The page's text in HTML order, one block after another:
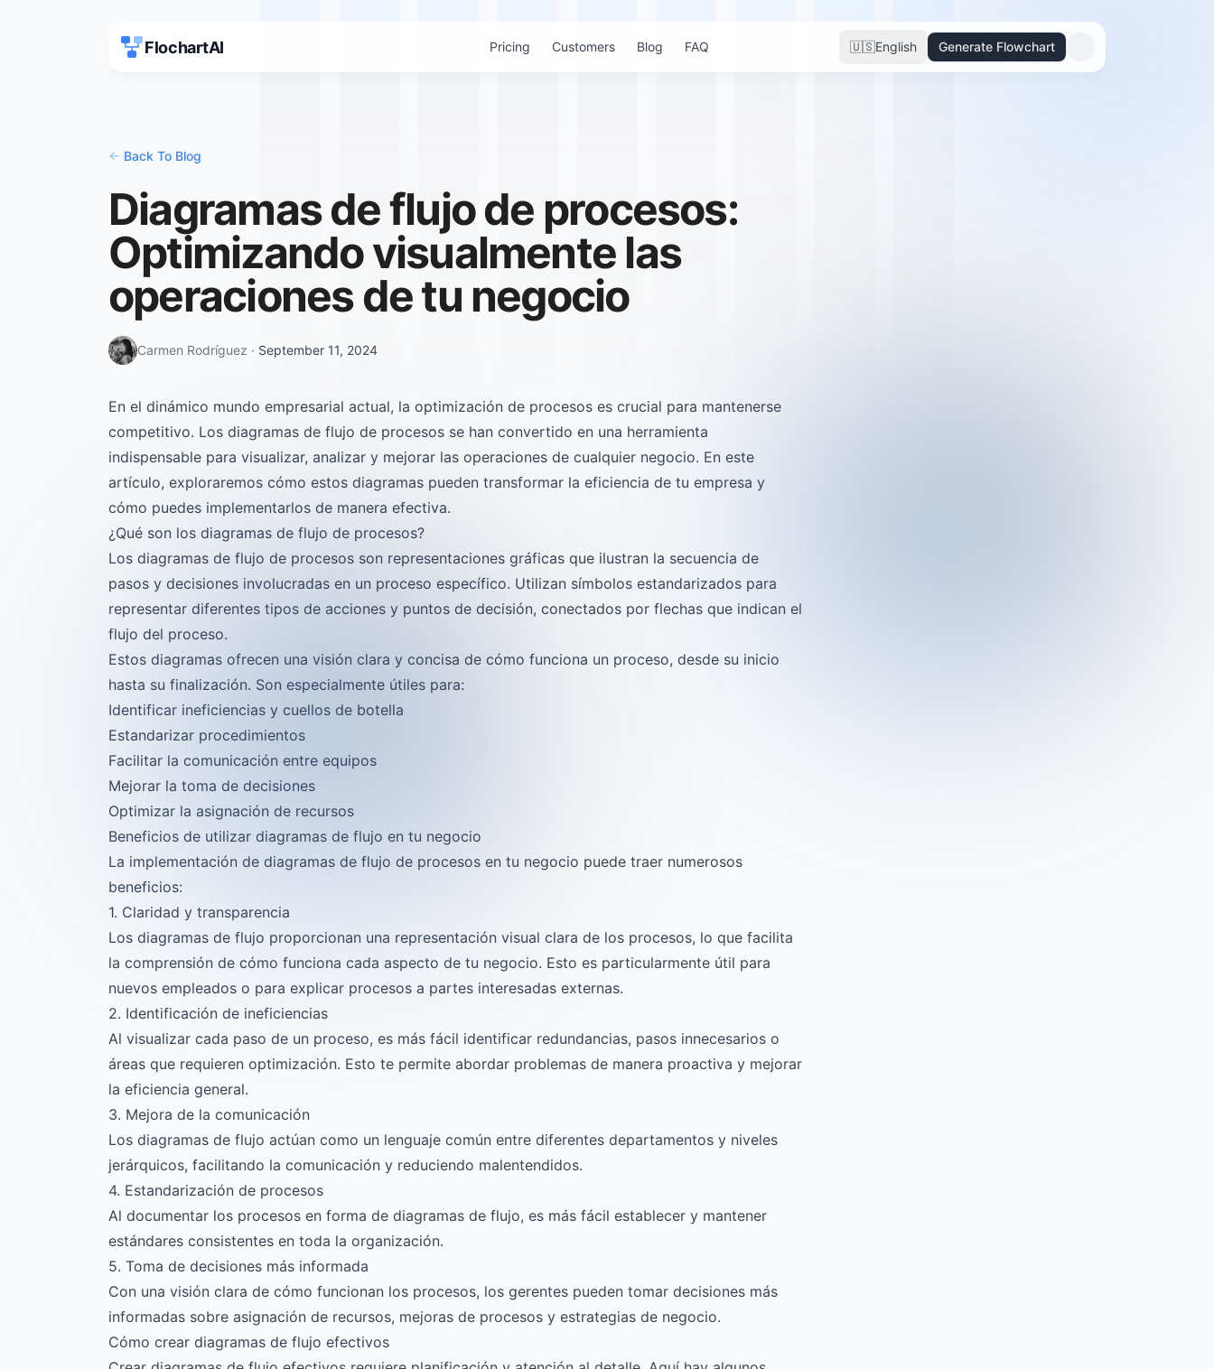
FlochartAI Pricing Customers Blog FAQ 🇺🇸English Generate Flowchart
<- Back To Blog
Diagramas de flujo de procesos:
Optimizando visualmente las
operaciones de tu negocio
Carmen Rodríguez · September 11, 2024
En el dinámico mundo empresarial actual, la optimización de procesos es crucial para mantenerse
competitivo. Los diagramas de flujo de procesos se han convertido en una herramienta
indispensable para visualizar, analizar y mejorar las operaciones de cualquier negocio. En este
artículo, exploraremos cómo estos diagramas pueden transformar la eficiencia de tu empresa y
cómo puedes implementarlos de manera efectiva.
¿Qué son los diagramas de flujo de procesos?
Los diagramas de flujo de procesos son representaciones gráficas que ilustran la secuencia de
pasos y decisiones involucradas en un proceso específico. Utilizan símbolos estandarizados para
representar diferentes tipos de acciones y puntos de decisión, conectados por flechas que indican el
flujo del proceso.
Estos diagramas ofrecen una visión clara y concisa de cómo funciona un proceso, desde su inicio
hasta su finalización. Son especialmente útiles para:
Identificar ineficiencias y cuellos de botella
Estandarizar procedimientos
Facilitar la comunicación entre equipos
Mejorar la toma de decisiones
Optimizar la asignación de recursos
Beneficios de utilizar diagramas de flujo en tu negocio
La implementación de diagramas de flujo de procesos en tu negocio puede traer numerosos
beneficios:
1. Claridad y transparencia
Los diagramas de flujo proporcionan una representación visual clara de los procesos, lo que facilita
la comprensión de cómo funciona cada aspecto de tu negocio. Esto es particularmente útil para
nuevos empleados o para explicar procesos a partes interesadas externas.
2. Identificación de ineficiencias
Al visualizar cada paso de un proceso, es más fácil identificar redundancias, pasos innecesarios o
áreas que requieren optimización. Esto te permite abordar problemas de manera proactiva y mejorar
la eficiencia general.
3. Mejora de la comunicación
Los diagramas de flujo actúan como un lenguaje común entre diferentes departamentos y niveles
jerárquicos, facilitando la comunicación y reduciendo malentendidos.
4. Estandarización de procesos
Al documentar los procesos en forma de diagramas de flujo, es más fácil establecer y mantener
estándares consistentes en toda la organización.
5. Toma de decisiones más informada
Con una visión clara de cómo funcionan los procesos, los gerentes pueden tomar decisiones más
informadas sobre asignación de recursos, mejoras de procesos y estrategias de negocio.
Cómo crear diagramas de flujo efectivos